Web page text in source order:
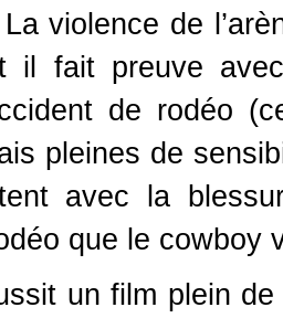
violence de
il fait preuve
de rodéo
pleines de
avec la
que le cowboy
un film plein